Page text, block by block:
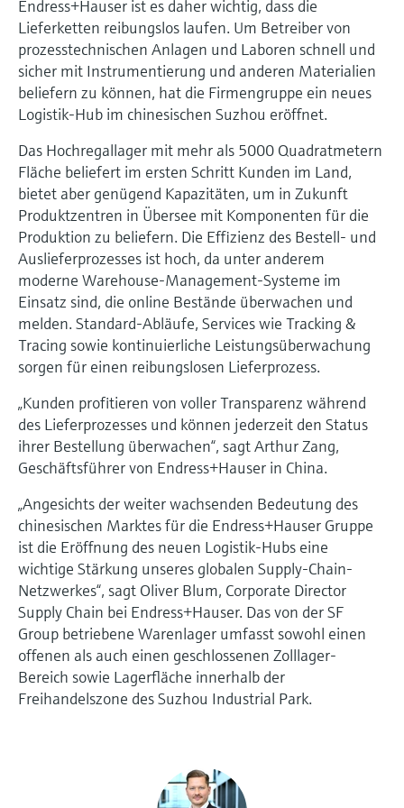
Device Viewer
Produktspezifische Informationen und
Dokumente finden
Ersatzteilsuche
Bestellcode oder Seriennummer finden
Füllstandsmessung
Füllstandsmessung Druck
Alle ansehen
Analysatoren für Härte, Eisen,
Aluminium & Chromat
Prozessphotometer
Memosens-Technologie
Alle ansehen
Endress+Hauser ist es daher wichtig, dass die
Lieferketten reibungslos laufen. Um Betreiber von
prozesstechnischen Anlagen und Laboren schnell und
sicher mit Instrumentierung und anderen Materialien
beliefern zu können, hat die Firmengruppe ein neues
Logistik-Hub im chinesischen Suzhou eröffnet.
Das Hochregallager mit mehr als 5000 Quadratmetern
Fläche beliefert im ersten Schritt Kunden im Land,
bietet aber genügend Kapazitäten, um in Zukunft
Produktzentren in Übersee mit Komponenten für die
Produktion zu beliefern. Die Effizienz des Bestell- und
Auslieferprozesses ist hoch, da unter anderem
moderne Warehouse-Management-Systeme im
Einsatz sind, die online Bestände überwachen und
melden. Standard-Abläufe, Services wie Tracking &
Tracing sowie kontinuierliche Leistungsüberwachung
sorgen für einen reibungslosen Lieferprozess.
„Kunden profitieren von voller Transparenz während
des Lieferprozesses und können jederzeit den Status
ihrer Bestellung überwachen“, sagt Arthur Zang,
Geschäftsführer von Endress+Hauser in China.
„Angesichts der weiter wachsenden Bedeutung des
chinesischen Marktes für die Endress+Hauser Gruppe
ist die Eröffnung des neuen Logistik-Hubs eine
wichtige Stärkung unseres globalen Supply-Chain-
Netzwerkes“, sagt Oliver Blum, Corporate Director
Supply Chain bei Endress+Hauser. Das von der SF
Group betriebene Warenlager umfasst sowohl einen
offenen als auch einen geschlossenen Zolllager-
Bereich sowie Lagerfläche innerhalb der
Freihandelszone des Suzhou Industrial Park.